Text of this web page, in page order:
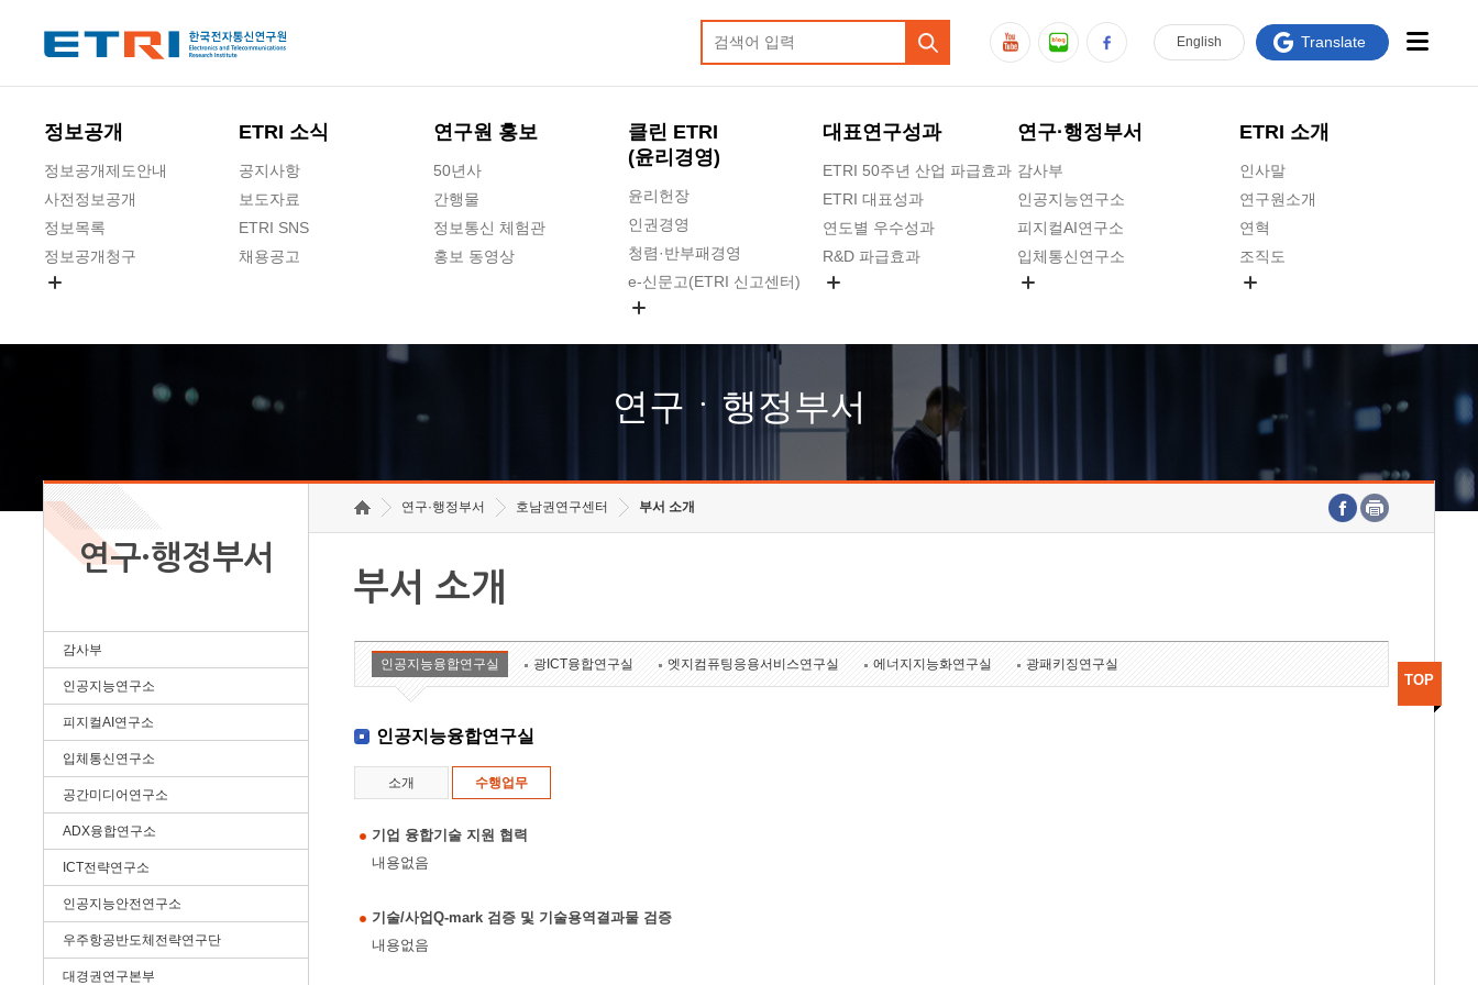
정보공개
정보공개제도안내
사전정보공개
정보목록
정보공개청구
ETRI 소식
공지사항
보도자료
ETRI SNS
채용공고
연구원 홍보
50년사
간행물
정보통신 체험관
홍보 동영상
클린 ETRI
(윤리경영)
윤리헌장
인권경영
청렴·반부패경영
e-신문고(ETRI 신고센터)
고객의소리
수의계약 현황
대표연구성과
ETRI 50주년 산업 파급효과
ETRI 대표성과
연도별 우수성과
R&D 파급효과
연구·행정부서
감사부
인공지능연구소
피지컬AI연구소
입체통신연구소
호남권연구본부
기획본부
ETRI 소개
인사말
연구원소개
연혁
조직도
연구원 고객헌장
주요업무연락처
English Translate
연구ㆍ행정부서
연구·행정부서
감사부
인공지능연구소
피지컬AI연구소
입체통신연구소
공간미디어연구소
ADX융합연구소
ICT전략연구소
인공지능안전연구소
우주항공반도체전략연구단
대경권연구본부
연구·행정부서 호남권연구센터 부서 소개
부서 소개
인공지능융합연구실 광ICT융합연구실 엣지컴퓨팅응용서비스연구실 에너지지능화연구실 광패키징연구실
인공지능융합연구실
소개 수행업무
기업 융합기술 지원 협력
내용없음
기술/사업Q-mark 검증 및 기술용역결과물 검증
내용없음
TOP